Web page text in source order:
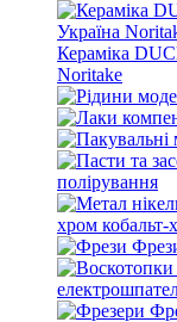
Кераміка
Noritake
полірування
хром кобальт-